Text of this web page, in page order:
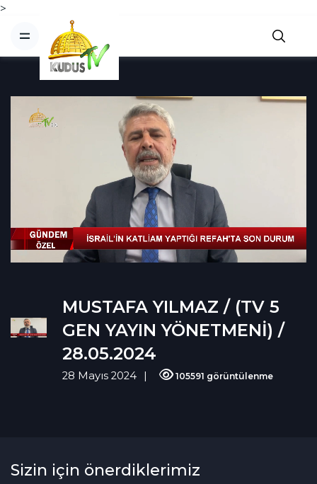
>
MUSTAFA YILMAZ / (TV 5
GEN YAYIN YÖNETMENİ) /
28.05.2024
28 Mayıs 2024 105591 görüntülenme
Sizin için önerdiklerimiz